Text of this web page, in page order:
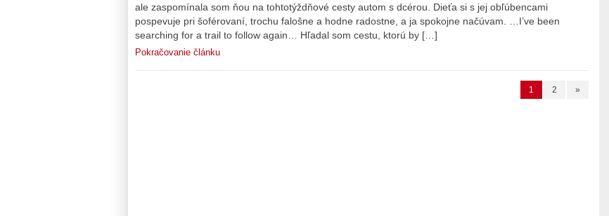
ale zaspomínala som ňou na tohtotýždňové cesty autom s dcérou. Dieťa si s jej obľúbencami
pospevuje pri šoférovaní, trochu falošne a hodne radostne, a ja spokojne načúvam. …I’ve been
searching for a trail to follow again… Hľadal som cestu, ktorú by […]
Pokračovanie článku
1 2 »